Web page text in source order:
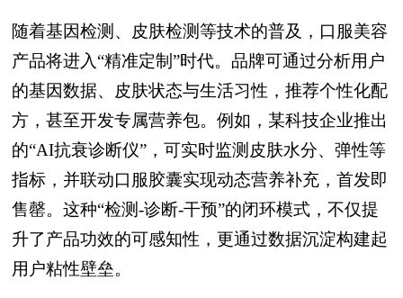
随着基因检测、皮肤检测等技术的普及，口服美容
产品将进入“精准定制”时代。品牌可通过分析用户
的基因数据、皮肤状态与生活习性，推荐个性化配
方，甚至开发专属营养包。例如，某科技企业推出
的“AI抗衰诊断仪”，可实时监测皮肤水分、弹性等
指标，并联动口服胶囊实现动态营养补充，首发即
售罄。这种“检测-诊断-干预”的闭环模式，不仅提
升了产品功效的可感知性，更通过数据沉淀构建起
用户粘性壁垒。